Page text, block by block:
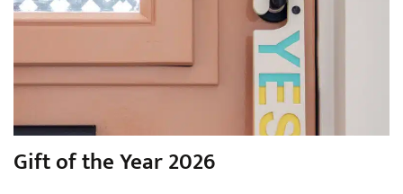
Gift of the Year 2026